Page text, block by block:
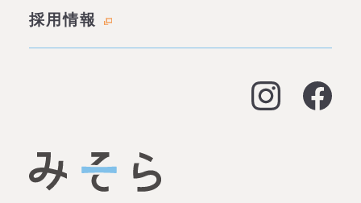
料金表
資金調達（事業融資）
名古屋オフィス
採用情報